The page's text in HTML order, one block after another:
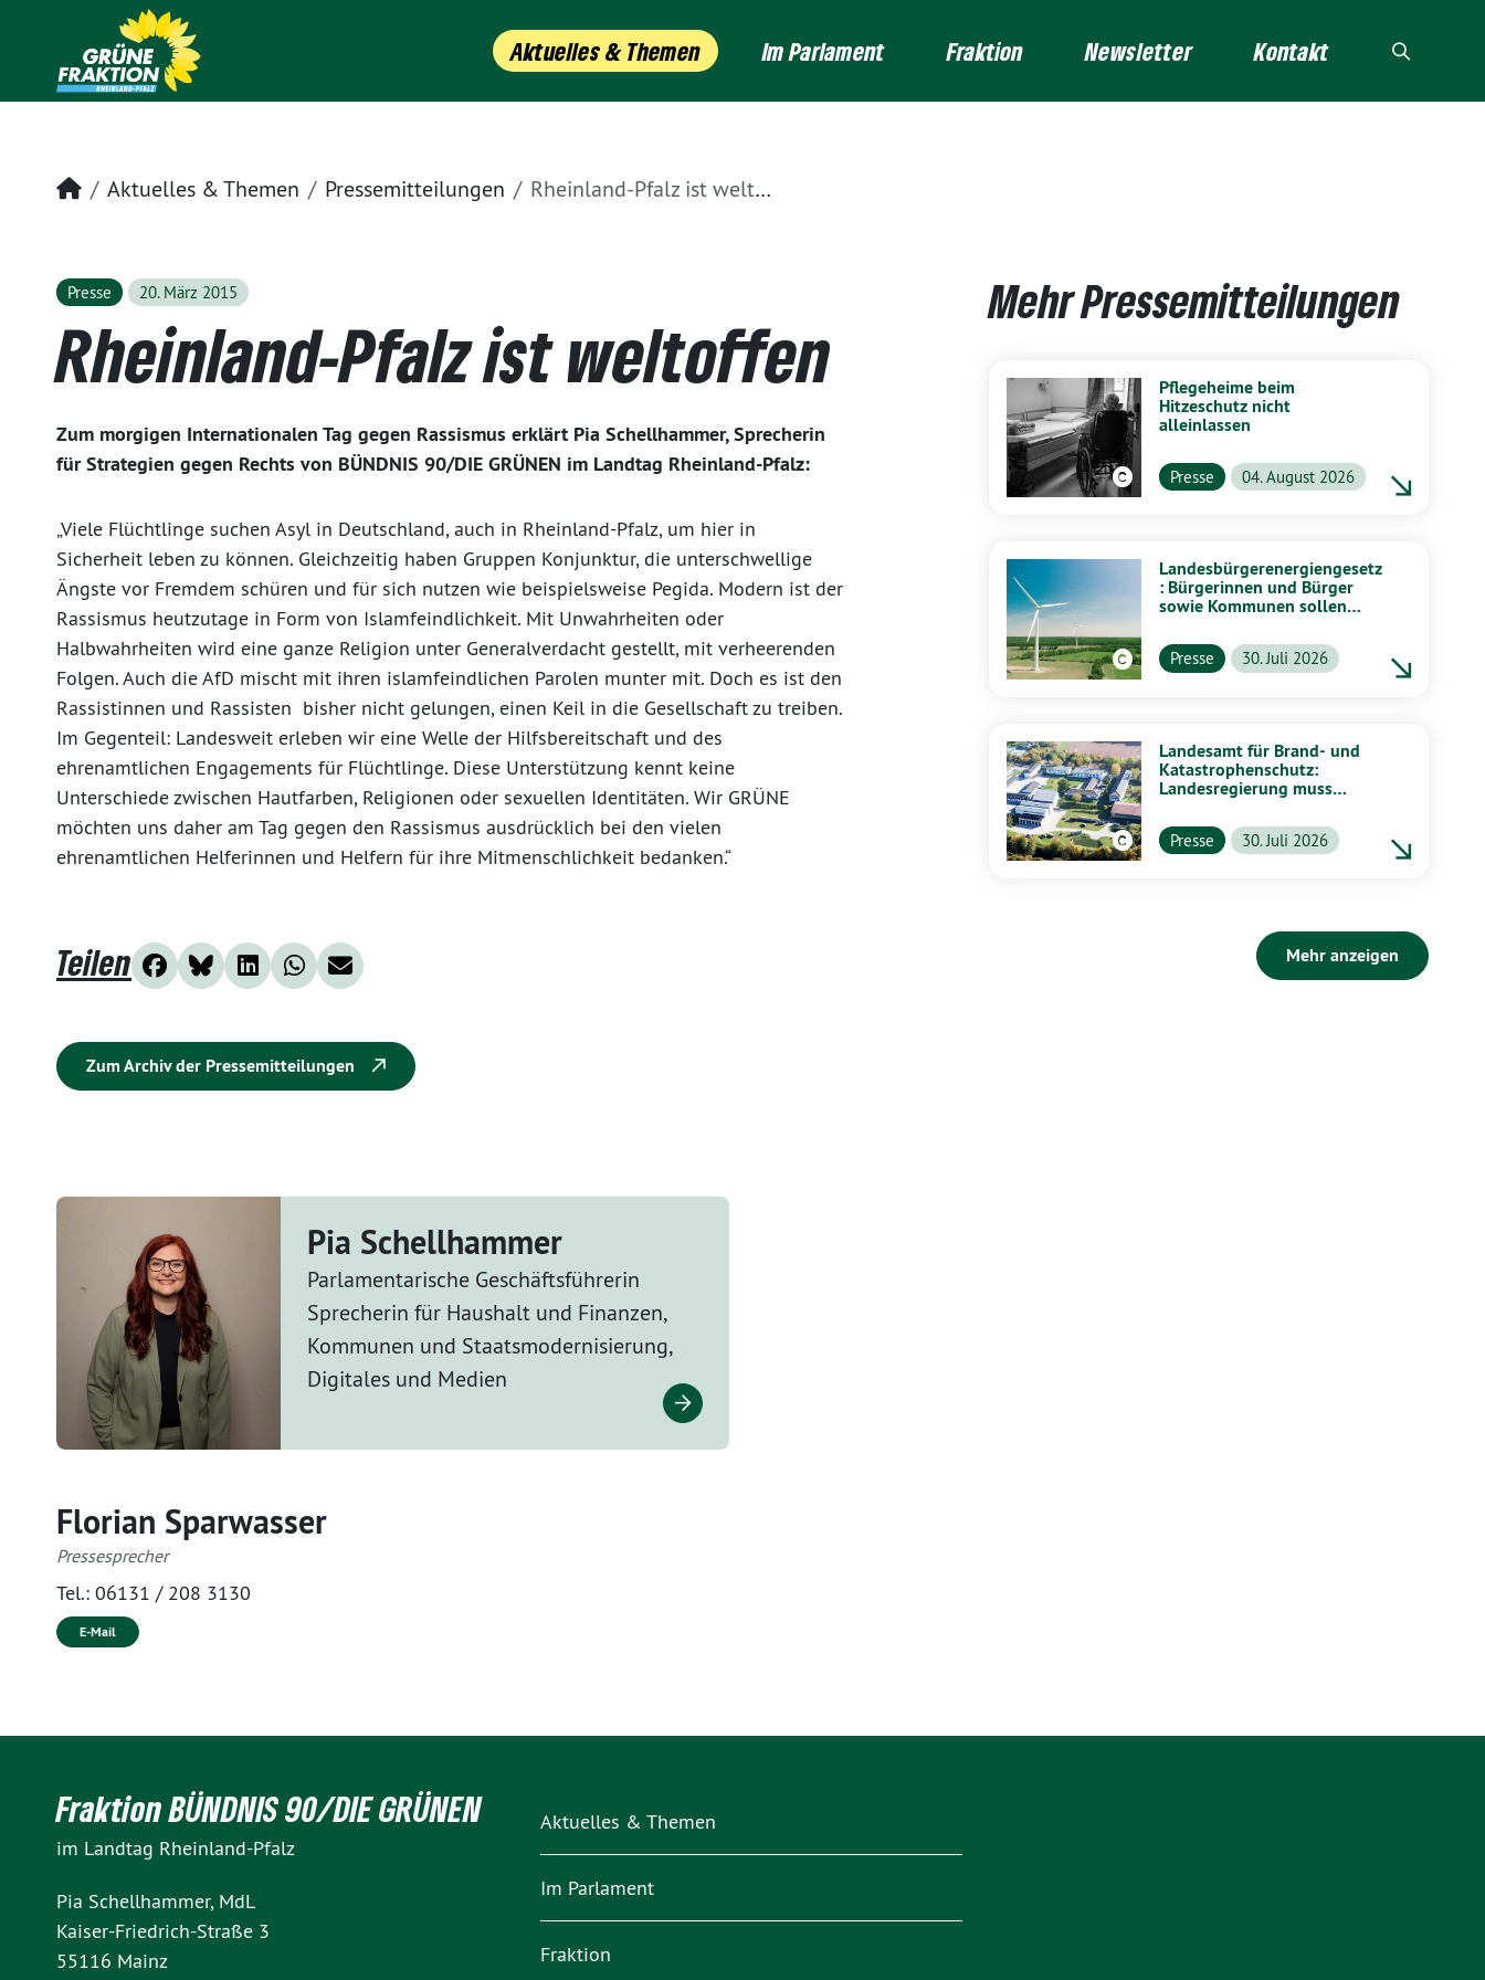
Aktuelles & Themen Im Parlament Fraktion Newsletter Kontakt
Startseite
Aktuelles & Themen Pressemitteilungen Rheinland-Pfalz ist weltoffen
Presse 20. März 2015
Rheinland-Pfalz ist weltoffen
Zum morgigen Internationalen Tag gegen Rassismus erklärt Pia Schellhammer, Sprecherin
für Strategien gegen Rechts von BÜNDNIS 90/DIE GRÜNEN im Landtag Rheinland-Pfalz:
„Viele Flüchtlinge suchen Asyl in Deutschland, auch in Rheinland-Pfalz, um hier in
Sicherheit leben zu können. Gleichzeitig haben Gruppen Konjunktur, die unterschwellige
Ängste vor Fremdem schüren und für sich nutzen wie beispielsweise Pegida. Modern ist der
Rassismus heutzutage in Form von Islamfeindlichkeit. Mit Unwahrheiten oder
Halbwahrheiten wird eine ganze Religion unter Generalverdacht gestellt, mit verheerenden
Folgen. Auch die AfD mischt mit ihren islamfeindlichen Parolen munter mit. Doch es ist den
Rassistinnen und Rassisten bisher nicht gelungen, einen Keil in die Gesellschaft zu treiben.
Im Gegenteil: Landesweit erleben wir eine Welle der Hilfsbereitschaft und des
ehrenamtlichen Engagements für Flüchtlinge. Diese Unterstützung kennt keine
Unterschiede zwischen Hautfarben, Religionen oder sexuellen Identitäten. Wir GRÜNE
möchten uns daher am Tag gegen den Rassismus ausdrücklich bei den vielen
ehrenamtlichen Helferinnen und Helfern für ihre Mitmenschlichkeit bedanken.“
Teilen
Zum Archiv der Pressemitteilungen
Mehr Pressemitteilungen
Pflegeheime beim
Hitzeschutz nicht
alleinlassen
Presse 04. August 2026
Landesbürgerenergiengesetz
: Bürgerinnen und Bürger
sowie Kommunen sollen
profitieren
Presse 30. Juli 2026
Landesamt für Brand- und
Katastrophenschutz:
Landesregierung muss
Presse 30. Juli 2026
Mehr anzeigen
Pia Schellhammer
Parlamentarische Geschäftsführerin
Sprecherin für Haushalt und Finanzen,
Kommunen und Staatsmodernisierung,
Digitales und Medien
Florian Sparwasser
Pressesprecher
Tel.: 06131 / 208 3130
E-Mail
Fraktion BÜNDNIS 90/DIE GRÜNEN
im Landtag Rheinland-Pfalz
Pia Schellhammer, MdL
Kaiser-Friedrich-Straße 3
55116 Mainz
Aktuelles & Themen
Im Parlament
Fraktion